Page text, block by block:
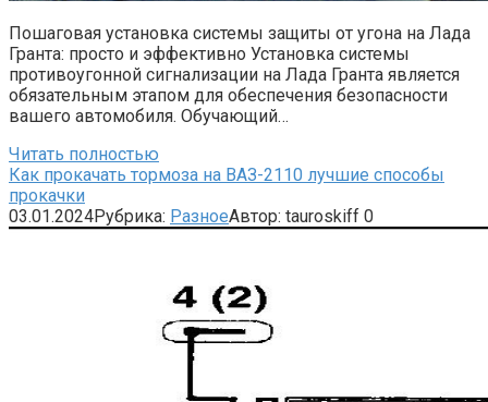
Пошаговая установка системы защиты от угона на Лада
Гранта: просто и эффективно Установка системы
противоугонной сигнализации на Лада Гранта является
обязательным этапом для обеспечения безопасности
вашего автомобиля. Обучающий…
Читать полностью
Как прокачать тормоза на ВАЗ-2110 лучшие способы
прокачки
03.01.2024Рубрика: РазноеАвтор: tauroskiff 0